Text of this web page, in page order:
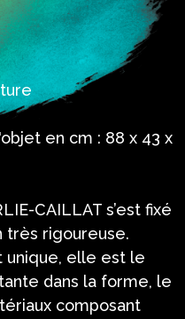
en cm : 88 x 43 x
CAILLAT s’est fixé
très rigoureuse.
unique, elle est le
dans la forme, le
composant